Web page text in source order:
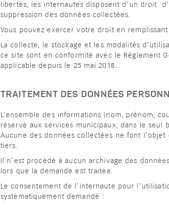
libertés, les internautes disposent d’un droit
suppression des données collectées.
Vous pouvez exercer votre droit en remplissant
La collecte, le stockage et les modalités
ce site sont en conformité avec le Règlement
applicable depuis le 25 mai 2018.
TRAITEMENT DES DONNÉES
L’ensemble des informations (nom, prénom,
réservé aux services municipaux, dans le seul
Aucune des données collectées ne font
tiers.
Il n’est procédé à aucun archivage des
lors que la demande est traitée.
Le consentement de l’internaute pour
systématiquement demandé :